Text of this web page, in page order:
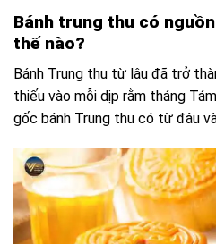
Bánh trung thu có
thế nào?
Bánh Trung thu từ lâu đã trở
thiếu vào mỗi dịp rằm tháng
gốc bánh Trung thu có từ đâu